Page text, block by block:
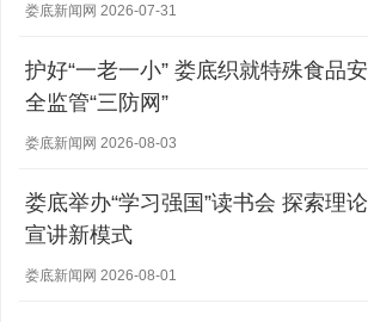
娄底新闻网 2026-07-31
护好“一老一小” 娄底织就特殊食品安
全监管“三防网”
娄底新闻网 2026-08-03
娄底举办“学习强国”读书会 探索理论
宣讲新模式
娄底新闻网 2026-08-01